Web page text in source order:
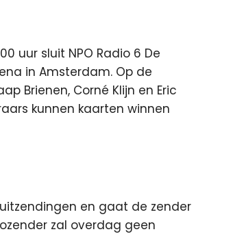
uur sluit NPO Radio 6 De
in Amsterdam. Op de
Brienen, Corné Klijn en Eric
kunnen kaarten winnen
uitzendingen en gaat de zender
zal overdag geen